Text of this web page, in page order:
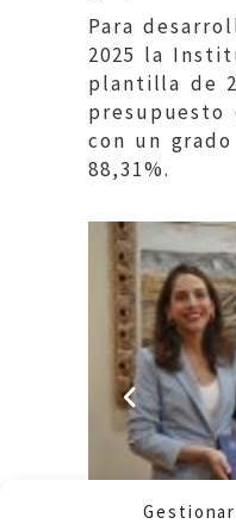
Para
2025 la
plantilla de
presupuesto
con un
88,31%.